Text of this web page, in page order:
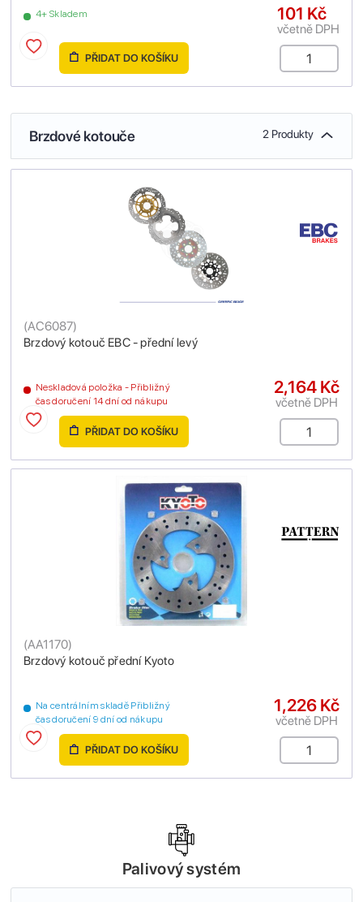
4+ Skladem 101 Kč
včetně DPH
PŘIDAT DO KOŠÍKU
Brzdové kotouče 2 Produkty
Brzdový kotouč EBC - přední levý
(AC6087)
Neskladová položka - Přibližný
čas doručení 14 dní od nákupu
2,164 Kč
včetně DPH
PŘIDAT DO KOŠÍKU
Brzdový kotouč přední Kyoto
(AA1170)
Na centrálním skladě Přibližný
čas doručení 9 dní od nákupu
1,226 Kč
včetně DPH
PŘIDAT DO KOŠÍKU
Palivový systém